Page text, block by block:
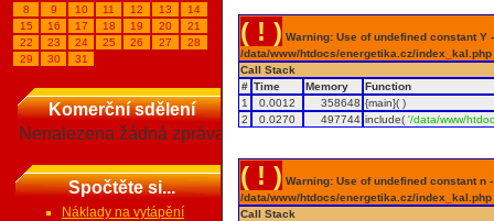
8
9 10 11 12 13
14
15
16 17 18 19 20
21
22
23 24 25 26 27
28
29
30 31
Komerční sdělení
Nenalezena žádná zpráva
Spočtěte si...
Náklady na vytápění
( ! ) Warning: Use of undefined constant
/data/www/htdocs/energetika.cz/
Call Stack
# Time Memory
Function
1
0.0012 358648 {main}( )
2
0.0270 497744 include('/data/www/
( ! ) Warning: Use of undefined constant
/data/www/htdocs/energetika.cz/
Call Stack